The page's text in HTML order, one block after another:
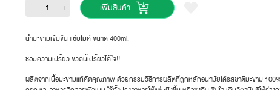
- + เพิ่มสินค้า
น้ำมะขามเข้มข้น แซ่บไมค์ ขนาด 400ml.
ชอบความเปรี้ยว ขวดนี้เปรี้ยวได้ใจ!!
ผลิตจากเนื้อมะขามแท้คัดคุณภาพ ด้วยกรรมวิธีการผลิตที่ถูกหลักอนามัยได้รสชาติมะขาม